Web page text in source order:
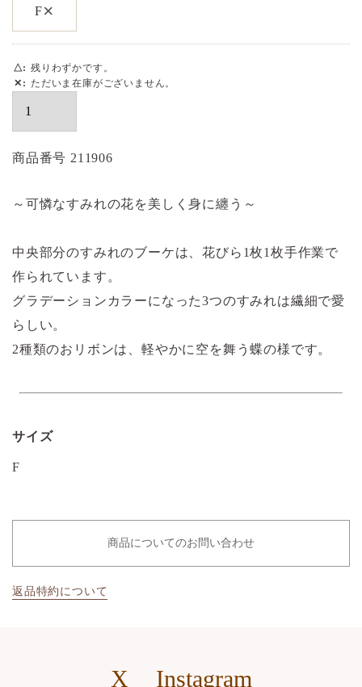
F×
△
残りわずかです。
✕
ただいま在庫がございません。
商品番号 211906
～可憐なすみれの花を美しく身に纏う～
中央部分のすみれのブーケは、花びら1枚1枚手作業で
作られています。
グラデーションカラーになった3つのすみれは繊細で愛
らしい。
2種類のおリボンは、軽やかに空を舞う蝶の様です。
サイズ
F
商品についてのお問い合わせ
返品特約について
X Instagram